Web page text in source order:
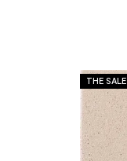
THE SALE